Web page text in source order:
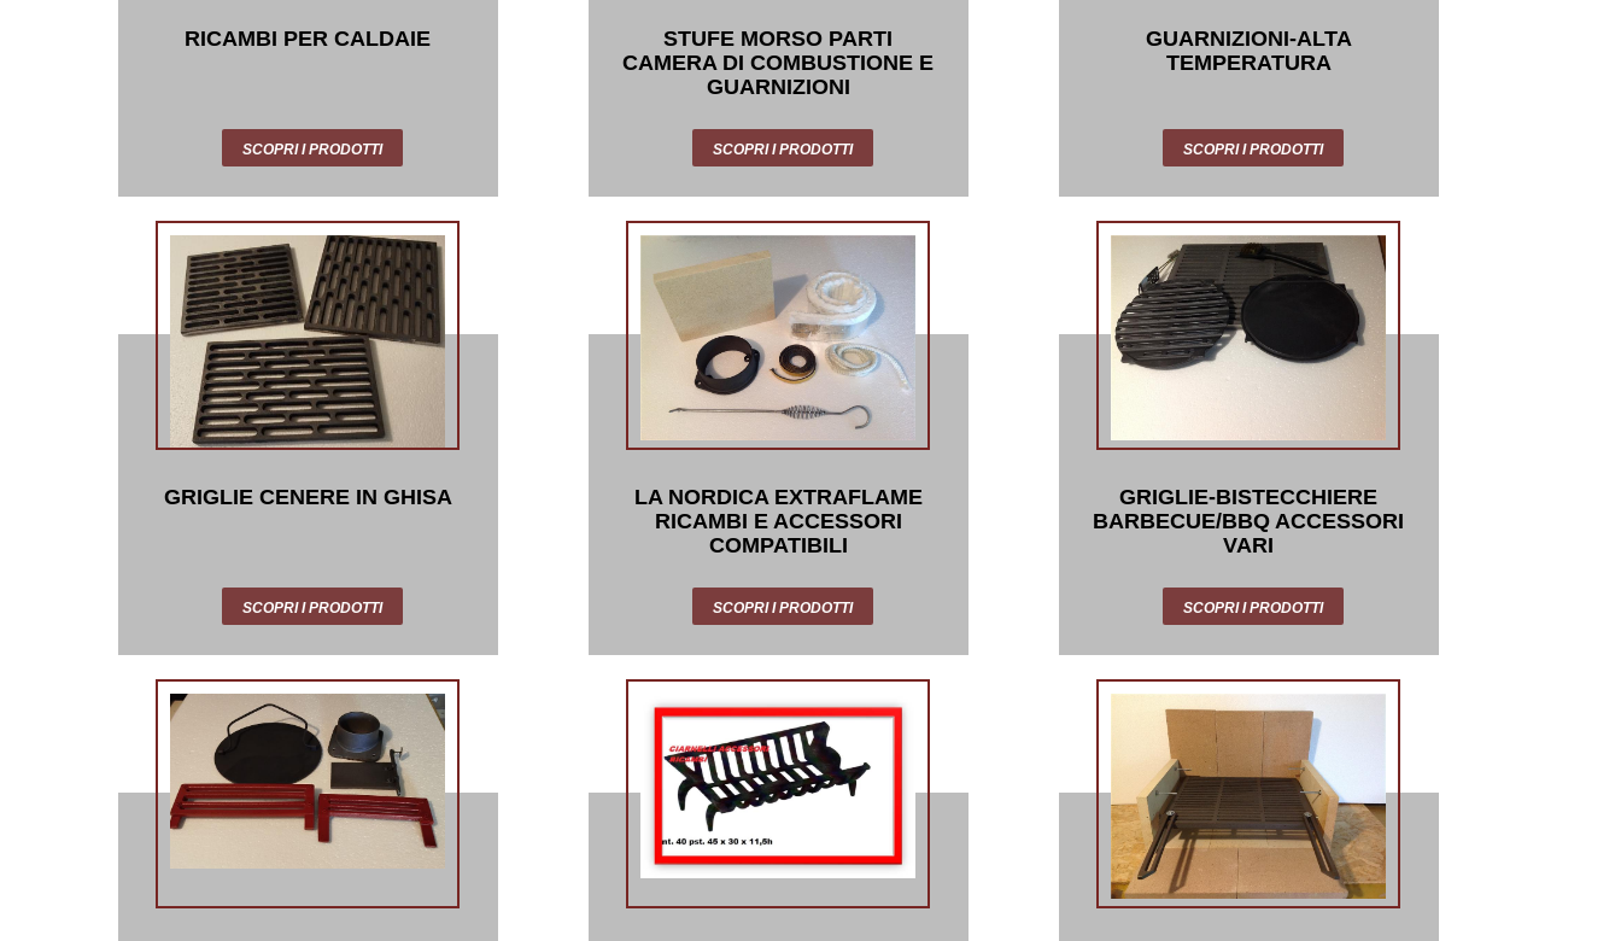
RICAMBI PER CALDAIE
SCOPRI I PRODOTTI
STUFE MORSO PARTI
CAMERA DI COMBUSTIONE E
GUARNIZIONI
SCOPRI I PRODOTTI
GUARNIZIONI-ALTA
TEMPERATURA
SCOPRI I PRODOTTI
GRIGLIE CENERE IN GHISA
SCOPRI I PRODOTTI
LA NORDICA EXTRAFLAME
RICAMBI E ACCESSORI
COMPATIBILI
SCOPRI I PRODOTTI
GRIGLIE-BISTECCHIERE
BARBECUE/BBQ ACCESSORI
VARI
SCOPRI I PRODOTTI